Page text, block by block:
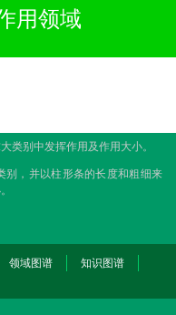
用领域
类别中发挥作用及作用大小。
别，并以柱形条的长度和粗细来
领域图谱
知识图谱